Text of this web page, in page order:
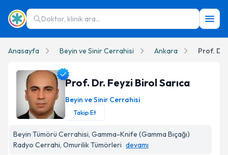
Doktor, klinik ara...
Anasayfa Beyin ve Sinir Cerrahisi Ankara Prof. Dr.
Prof. Dr. Feyzi Birol Sarıca
Beyin ve Sinir Cerrahisi
Takip Et
Beyin Tümörü Cerrahisi, Gamma-Knife (Gamma Bıçağı)
Radyo Cerrahi, Omurilik Tümörleri devamı